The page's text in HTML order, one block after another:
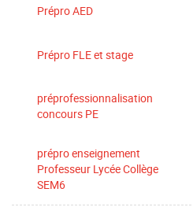
Prépro AED
Prépro FLE et stage
préprofessionnalisation
concours PE
prépro enseignement
Professeur Lycée Collège
SEM6